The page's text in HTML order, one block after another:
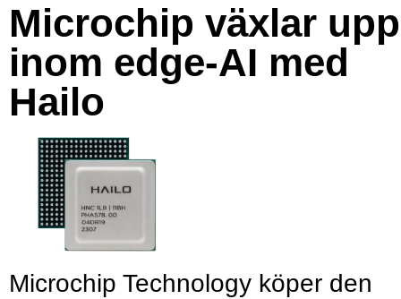
Microchip växlar upp
inom edge-AI med
Hailo
Microchip Technology köper den